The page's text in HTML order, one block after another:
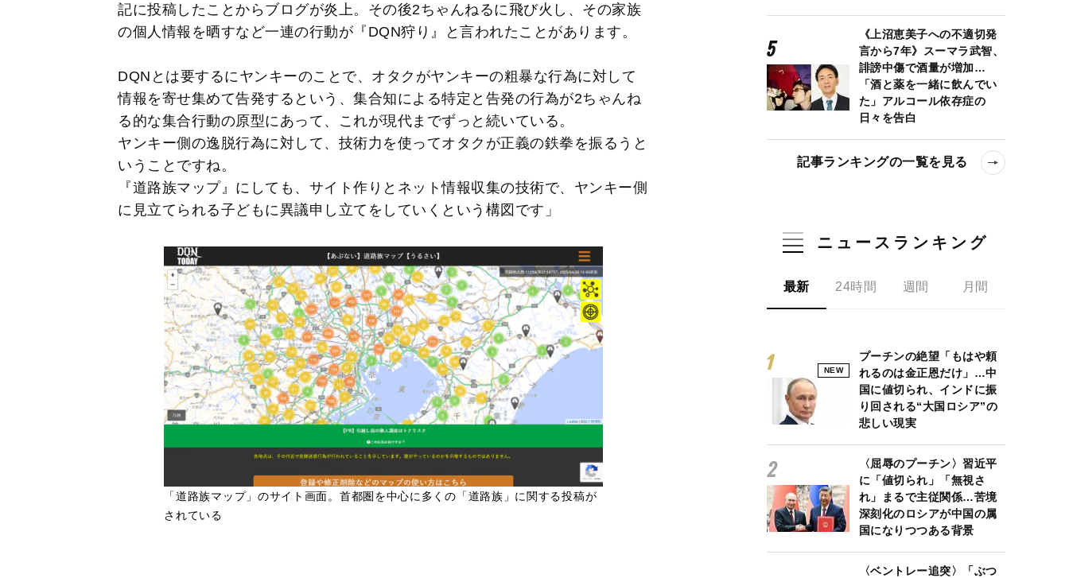
記に投稿したことからブログが炎上。その後2ちゃんねるに飛び火し、その家族
の個人情報を晒すなど一連の行動が『DQN狩り』と言われたことがあります。
DQNとは要するにヤンキーのことで、オタクがヤンキーの粗暴な行為に対して
情報を寄せ集めて告発するという、集合知による特定と告発の行為が2ちゃんね
る的な集合行動の原型にあって、これが現代までずっと続いている。
ヤンキー側の逸脱行為に対して、技術力を使ってオタクが正義の鉄拳を振るうと
いうことですね。
『道路族マップ』にしても、サイト作りとネット情報収集の技術で、ヤンキー側
に見立てられる子どもに異議申し立てをしていくという構図です」
「道路族マップ」のサイト画面。首都圏を中心に多くの「道路族」に関する投稿が
されている
《上沼恵美子への不適切発
言から7年》スーマラ武智、
誹謗中傷で酒量が増加…
「酒と薬を一緒に飲んでい
た」アルコール依存症の
日々を告白
記事ランキングの一覧を見る
ニュースランキング
最新 24時間 週間 月間
NEW
プーチンの絶望「もはや頼
れるのは金正恩だけ」…中
国に値切られ、インドに振
り回される“大国ロシア”の
悲しい現実
〈屈辱のプーチン〉習近平
に「値切られ」「無視さ
れ」まるで主従関係…苦境
深刻化のロシアが中国の属
国になりつつある背景
〈ベントレー追突〉「ぶつ